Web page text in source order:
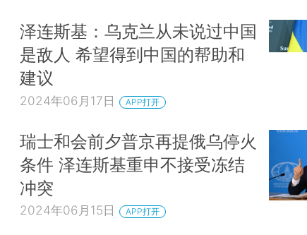
泽连斯基：乌克兰从未说过中国
是敌人 希望得到中国的帮助和
建议
2024年06月17日 APP打开
瑞士和会前夕普京再提俄乌停火
条件 泽连斯基重申不接受冻结
冲突
2024年06月15日 APP打开